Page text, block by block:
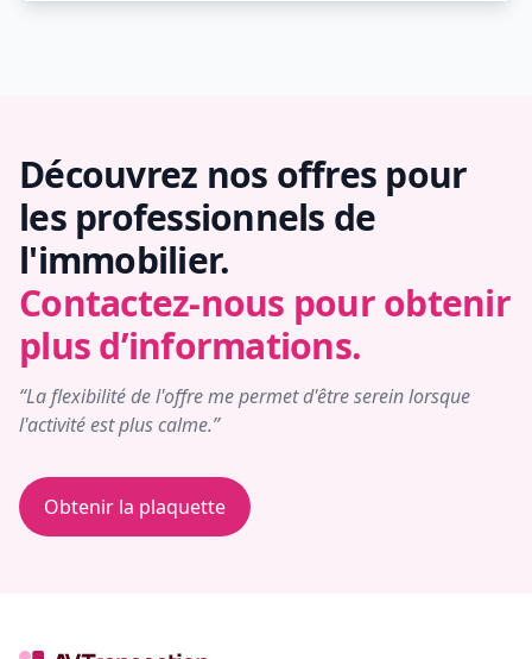
Découvrez nos offres pour
les professionnels de
l'immobilier.
Contactez-nous pour obtenir
plus d’informations.
“La flexibilité de l'offre me permet d'être serein lorsque
l'activité est plus calme.”
Obtenir la plaquette